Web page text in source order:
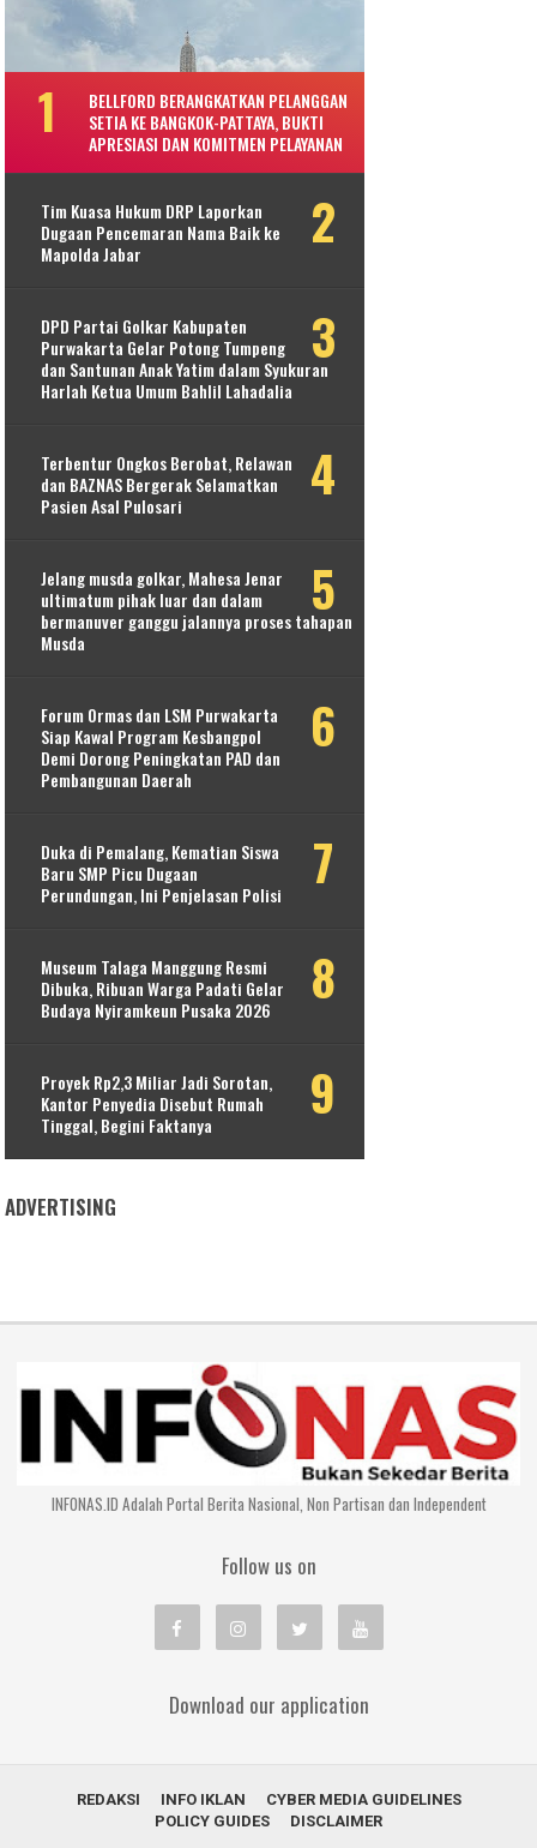
BELLFORD BERANGKATKAN PELANGGAN
SETIA KE BANGKOK-PATTAYA, BUKTI
APRESIASI DAN KOMITMEN PELAYANAN
Tim Kuasa Hukum DRP Laporkan
Dugaan Pencemaran Nama Baik ke
Mapolda Jabar
DPD Partai Golkar Kabupaten
Purwakarta Gelar Potong Tumpeng
dan Santunan Anak Yatim dalam Syukuran
Harlah Ketua Umum Bahlil Lahadalia
Terbentur Ongkos Berobat, Relawan
dan BAZNAS Bergerak Selamatkan
Pasien Asal Pulosari
Jelang musda golkar, Mahesa Jenar
ultimatum pihak luar dan dalam
bermanuver ganggu jalannya proses tahapan
Musda
Forum Ormas dan LSM Purwakarta
Siap Kawal Program Kesbangpol
Demi Dorong Peningkatan PAD dan
Pembangunan Daerah
Duka di Pemalang, Kematian Siswa
Baru SMP Picu Dugaan
Perundungan, Ini Penjelasan Polisi
Museum Talaga Manggung Resmi
Dibuka, Ribuan Warga Padati Gelar
Budaya Nyiramkeun Pusaka 2026
Proyek Rp2,3 Miliar Jadi Sorotan,
Kantor Penyedia Disebut Rumah
Tinggal, Begini Faktanya
ADVERTISING
INFONAS.ID Adalah Portal Berita Nasional, Non Partisan dan Independent
Follow us on
Download our application
REDAKSI INFO IKLAN
CYBER MEDIA GUIDELINES
POLICY GUIDES
DISCLAIMER